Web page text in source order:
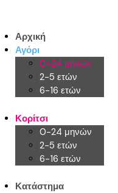
Αρχική
Αγόρι
0-24 μηνών
2-5 ετών
6-16 ετών
Κορίτσι
0-24 μηνών
2-5 ετών
6-16 ετών
Κατάστημα